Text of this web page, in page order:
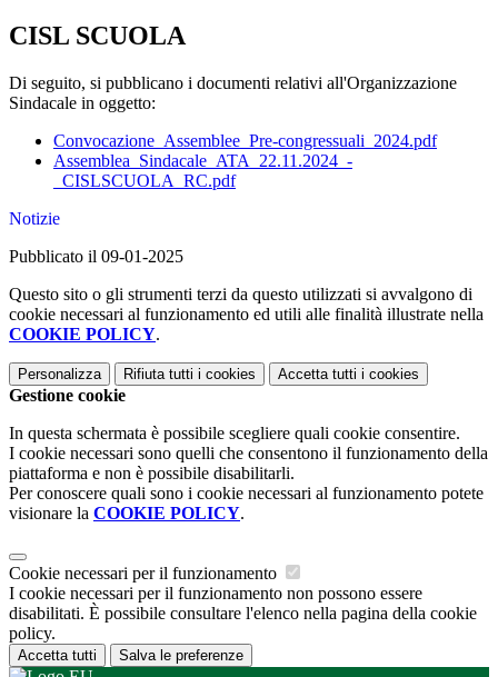
CISL SCUOLA
Di seguito, si pubblicano i documenti relativi all'Organizzazione
Sindacale in oggetto:
Convocazione_Assemblee_Pre-congressuali_2024.pdf
Assemblea_Sindacale_ATA_22.11.2024_-
_CISLSCUOLA_RC.pdf
Notizie
Pubblicato il 09-01-2025
Questo sito o gli strumenti terzi da questo utilizzati si avvalgono di
cookie necessari al funzionamento ed utili alle finalità illustrate nella
COOKIE POLICY.
Personalizza Rifiuta tutti i cookies Accetta tutti i cookies
Gestione cookie
In questa schermata è possibile scegliere quali cookie consentire.
I cookie necessari sono quelli che consentono il funzionamento della
piattaforma e non è possibile disabilitarli.
Per conoscere quali sono i cookie necessari al funzionamento potete
visionare la COOKIE POLICY.
Cookie necessari per il funzionamento
I cookie necessari per il funzionamento non possono essere
disabilitati. È possibile consultare l'elenco nella pagina della cookie
policy.
Accetta tutti Salva le preferenze